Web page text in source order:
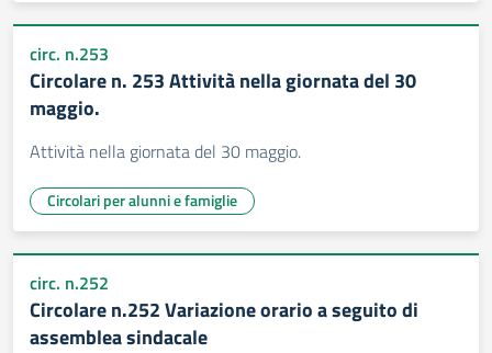
circ. n.253
Circolare n. 253 Attività nella giornata del 30
maggio.
Attività nella giornata del 30 maggio.
Circolari per alunni e famiglie
circ. n.252
Circolare n.252 Variazione orario a seguito di
assemblea sindacale